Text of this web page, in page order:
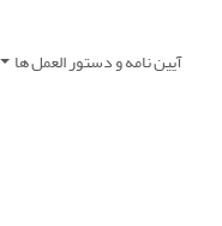
آیین نامه و دستور العمل ها